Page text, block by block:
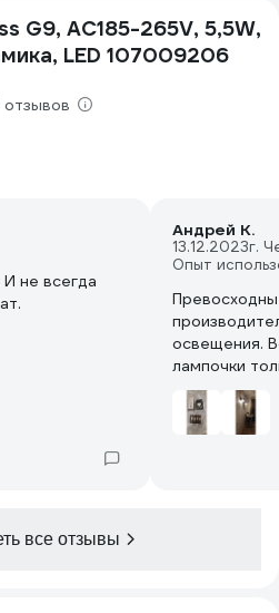
G9, AC185-265V, 5,5W,
LED 107009206
отзывов
не всегда
Андрей К.
13.12.2023г.
Опыт
освещения.
лампочки
взамен
лампочки.Долгий срок
все отзывы